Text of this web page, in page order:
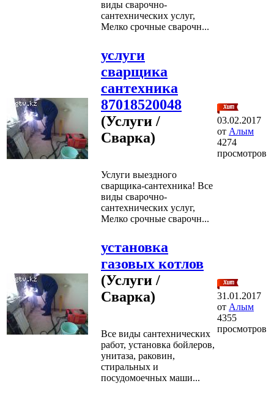
виды сварочно-
сантехнических услуг,
Мелко срочные сварочн...
услуги
сварщика
сантехника
87018520048
(Услуги /
Сварка)
Услуги выездного
сварщика-сантехника! Все
виды сварочно-
сантехнических услуг,
Мелко срочные сварочн...
03.02.2017
от Алым
4274
просмотров
установка
газовых котлов
(Услуги /
Сварка)
Все виды сантехнических
работ, установка бойлеров,
унитаза, раковин,
стиральных и
посудомоечных маши...
31.01.2017
от Алым
4355
просмотров